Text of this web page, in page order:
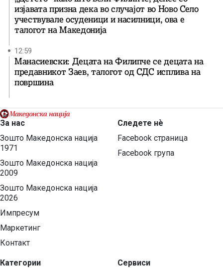
изјавата призна дека во случајот во Ново Село
учествувале осуденици и насилници, ова е
талогот на Македонија
12:59
Манасиевски: Децата на Филипче се децата на
предавникот Заев, талогот од СДС исплива на
површина
За нас
Зошто Македонска нација
1971
Зошто Македонска нација
2009
Зошто Македонска нација
2026
Импресум
Маркетинг
Контакт
Категории
Следете нѐ
Facebook страница
Facebook група
Сервиси